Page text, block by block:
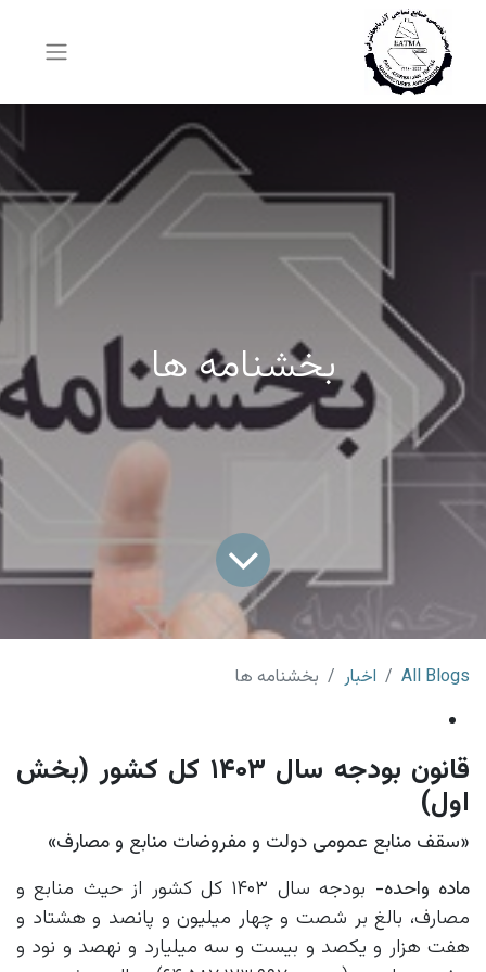
بخشنامه ها
All Blogs اخبار بخشنامه ها
قانون بودجه سال ۱۴۰۳ کل کشور (بخش
اول)
«سقف منابع عمومی دولت و مفروضات منابع و مصارف»
ماده واحده-
بودجه سال ۱۴۰۳ کل کشور از حیث منابع و
مصارف، بالغ بر شصت و چهار میلیون و پانصد و هشتاد و
هفت ‌هزار و یکصد و بیست و سه میلیارد و نهصد و نود و